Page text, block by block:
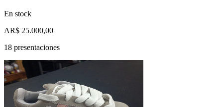
En stock
AR$ 25.000,00
18 presentaciones